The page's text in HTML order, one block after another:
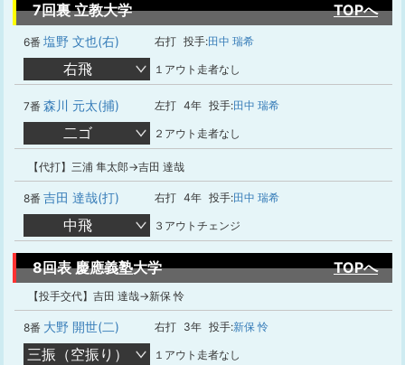
7回裏 立教大学 TOPへ
6番 塩野 文也(右) 右打 投手:田中 瑞希
右飛 １アウト走者なし
7番 森川 元太(捕) 左打 4年 投手:田中 瑞希
二ゴ ２アウト走者なし
【代打】三浦 隼太郎→吉田 達哉
8番 吉田 達哉(打) 右打 4年 投手:田中 瑞希
中飛 ３アウトチェンジ
8回表 慶應義塾大学 TOPへ
【投手交代】吉田 達哉→新保 怜
8番 大野 開世(二) 右打 3年 投手:新保 怜
三振（空振り） １アウト走者なし